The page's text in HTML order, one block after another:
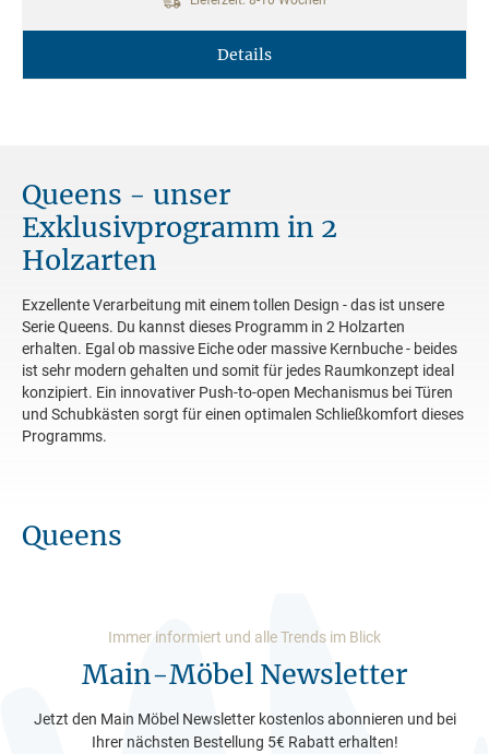
Details
Queens - unser
Exklusivprogramm in 2
Holzarten
Exzellente Verarbeitung mit einem tollen Design - das ist unsere
Serie Queens. Du kannst dieses Programm in 2 Holzarten
erhalten. Egal ob massive Eiche oder massive Kernbuche - beides
ist sehr modern gehalten und somit für jedes Raumkonzept ideal
konzipiert. Ein innovativer Push-to-open Mechanismus bei Türen
und Schubkästen sorgt für einen optimalen Schließkomfort dieses
Programms.
Queens
Immer informiert und alle Trends im Blick
Main-Möbel Newsletter
Jetzt den Main Möbel Newsletter kostenlos abonnieren und bei
Ihrer nächsten Bestellung 5€ Rabatt erhalten!